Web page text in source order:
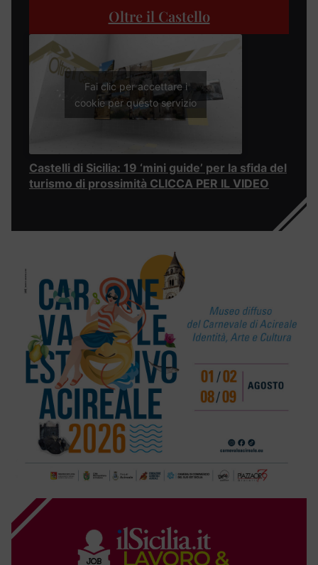
Oltre il Castello
Fai clic per accettare i
cookie per questo servizio
Castelli di Sicilia: 19 ‘mini guide’ per la sfida del
turismo di prossimità CLICCA PER IL VIDEO